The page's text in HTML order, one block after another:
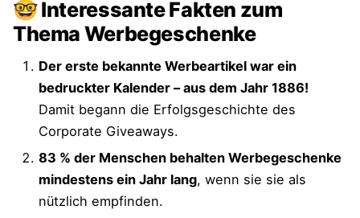
🤓 Interessante Fakten zum
Thema Werbegeschenke
Der erste bekannte Werbeartikel war ein
bedruckter Kalender – aus dem Jahr 1886!
Damit begann die Erfolgsgeschichte des
Corporate Giveaways.
83 % der Menschen behalten Werbegeschenke
mindestens ein Jahr lang, wenn sie sie als
nützlich empfinden.